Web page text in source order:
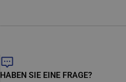
HABEN SIE EINE FRAGE?